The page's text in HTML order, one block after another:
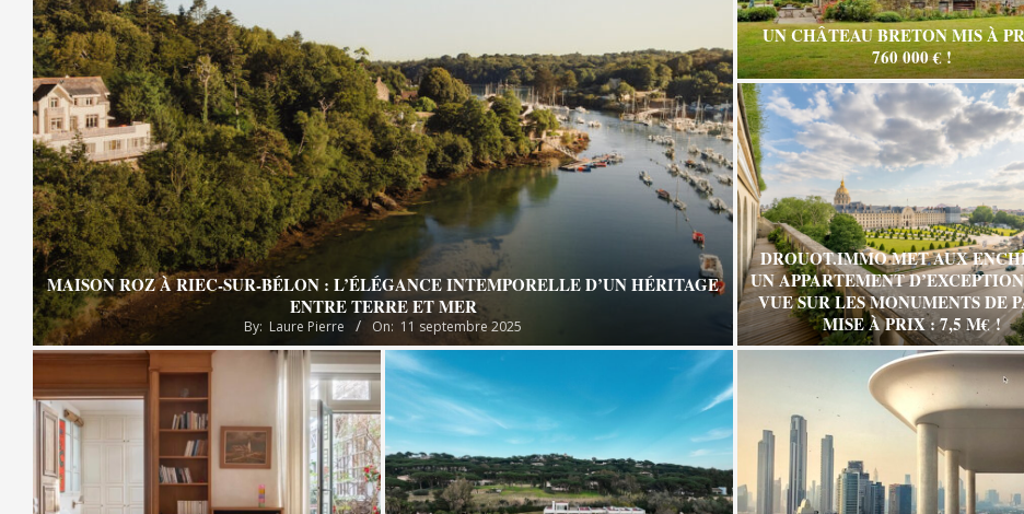
MAISON ROZ À RIEC-SUR-BÉLON : L’ÉLÉGANCE INTEMPORELLE D’UN HÉRITAGE
ENTRE TERRE ET MER
By: Laure Pierre On: 11 septembre 2025
UN CHÂTEAU BRETON MIS À
760 000 € !
DROUOT.IMMO MET AUX
UN APPARTEMENT
VUE SUR LES MONUMENTS DE
MISE À PRIX : 7,5 M€ !